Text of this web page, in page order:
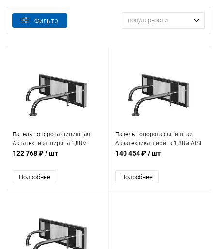
Фильтр популярности
Панель поворота финишная
Акватехника ширина 1,88м
(AT10.16)
122 768 ₽/ шт
Подробнее
Панель поворота финишная
Акватехника ширина 1,88м AISI
316 (AT10.16M)
140 454 ₽/ шт
Подробнее